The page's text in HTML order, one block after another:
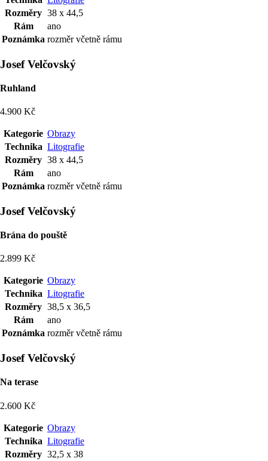
Rozměry 38 x 44,5
Rám
ano
Poznámka rozměr včetně rámu
Josef Velčovský
Ruhland
4.900 Kč
Kategorie Obrazy
Technika Litografie
Rozměry 38 x 44,5
Rám
ano
Poznámka rozměr včetně rámu
Josef Velčovský
Brána do pouště
2.899 Kč
Kategorie Obrazy
Technika Litografie
Rozměry 38,5 x 36,5
Rám
ano
Poznámka rozměr včetně rámu
Josef Velčovský
Na terase
2.600 Kč
Kategorie Obrazy
Technika Litografie
Rozměry 32,5 x 38